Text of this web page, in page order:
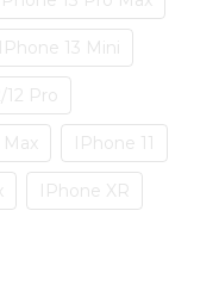
IPhone 13 Mini
12 Pro
IPhone 11
IPhone XR